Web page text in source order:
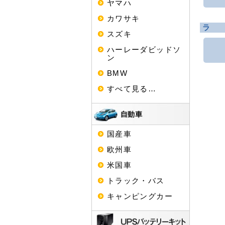
ラ
ヤマハ
カワサキ
スズキ
ハーレーダビッドソ
ン
BMW
すべて見る…
国産車
欧州車
米国車
トラック・バス
キャンピングカー